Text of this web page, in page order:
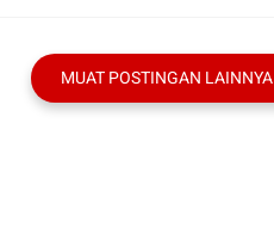
MUAT POSTINGAN LAINNYA